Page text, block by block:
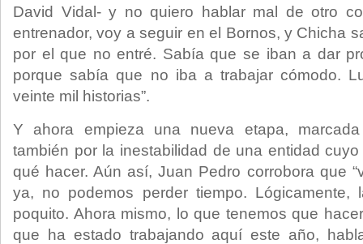
David Vidal- y no quiero hablar mal de otro
entrenador, voy a seguir en el Bornos, y Chicha
por el que no entré. Sabía que se iban a dar
porque sabía que no iba a trabajar cómodo.
veinte mil historias”.
Y ahora empieza una nueva etapa,
también por la inestabilidad de una entidad
qué hacer. Aún así, Juan Pedro corrobora que
ya, no podemos perder tiempo. Lógicamente,
poquito. Ahora mismo, lo que tenemos que
que ha estado trabajando aquí este año,